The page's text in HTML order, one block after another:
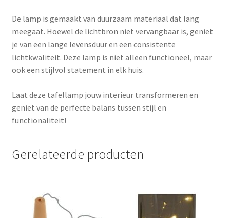
De lamp is gemaakt van duurzaam materiaal dat lang
meegaat. Hoewel de lichtbron niet vervangbaar is, geniet
je van een lange levensduur en een consistente
lichtkwaliteit. Deze lamp is niet alleen functioneel, maar
ook een stijlvol statement in elk huis.
Laat deze tafellamp jouw interieur transformeren en
geniet van de perfecte balans tussen stijl en
functionaliteit!
Gerelateerde producten